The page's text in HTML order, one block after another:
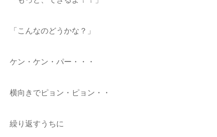
「こんなのどうかな？」
ケン・ケン・パー・・・
横向きでピョン・ピョン・・
繰り返すうちに